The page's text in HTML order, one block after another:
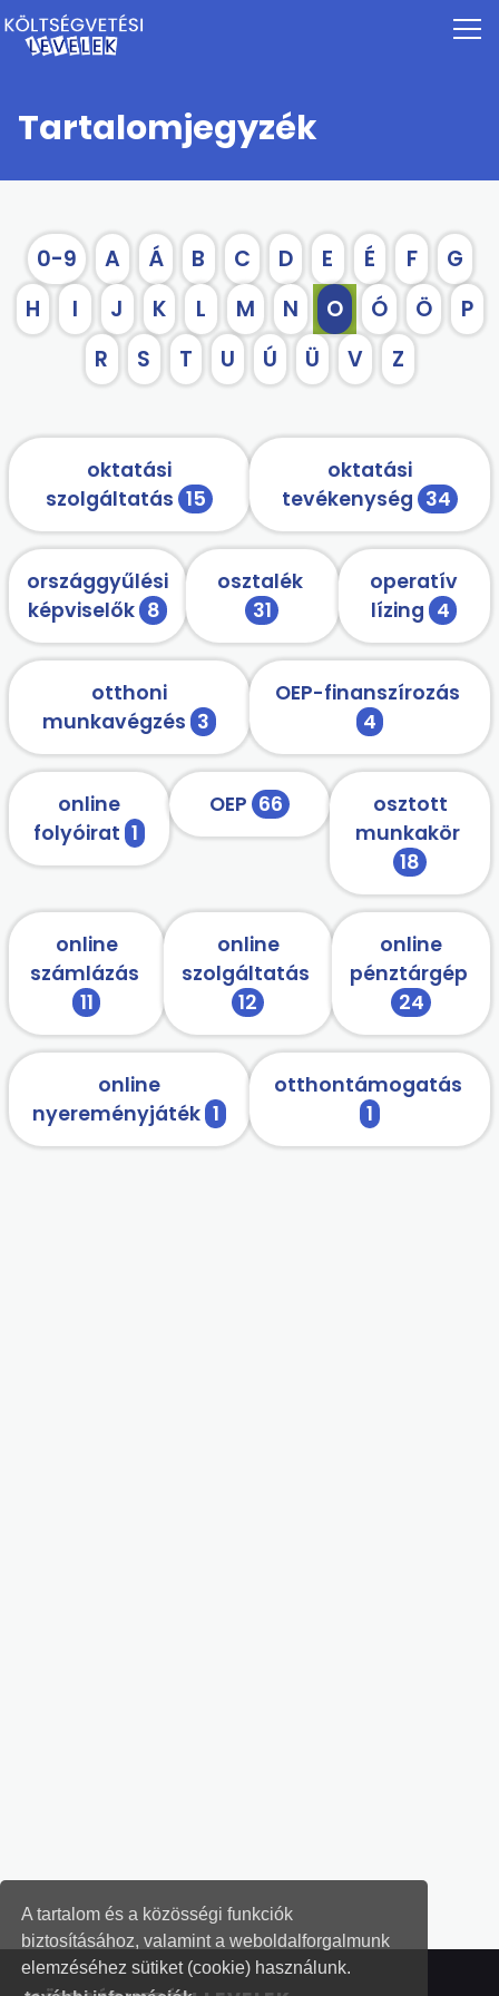
A tartalom és a közösségi funkciók
biztosításához, valamint a weboldalforgalmunk
elemzéséhez sütiket (cookie) használunk.
Tartalomjegyzék
0-9 A Á B C D E É F
G
H
I J K L M N O Ó Ö
P
R
S T U Ú Ü V Z
oktatási
szolgáltatás 15
oktatási
tevékenység 34
országgyűlési
képviselők 8
osztalék
31
operatív
lízing 4
otthoni
munkavégzés 3
OEP-finanszírozás
4
online
folyóirat 1
OEP 66
osztott
munkakör
18
online
számlázás
11
online
szolgáltatás
12
online
pénztárgép
24
online
nyereményjáték 1
otthontámogatás
1